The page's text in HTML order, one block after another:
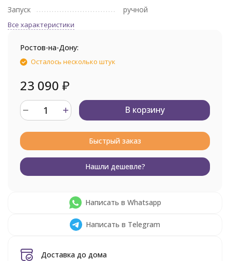
Запуск
ручной
Все характеристики
Ростов-на-Дону:
Осталось несколько штук
23 090 ₽
В корзину
Быстрый заказ
Нашли дешевле?
Написать в Whatsapp
Написать в Telegram
Доставка до дома